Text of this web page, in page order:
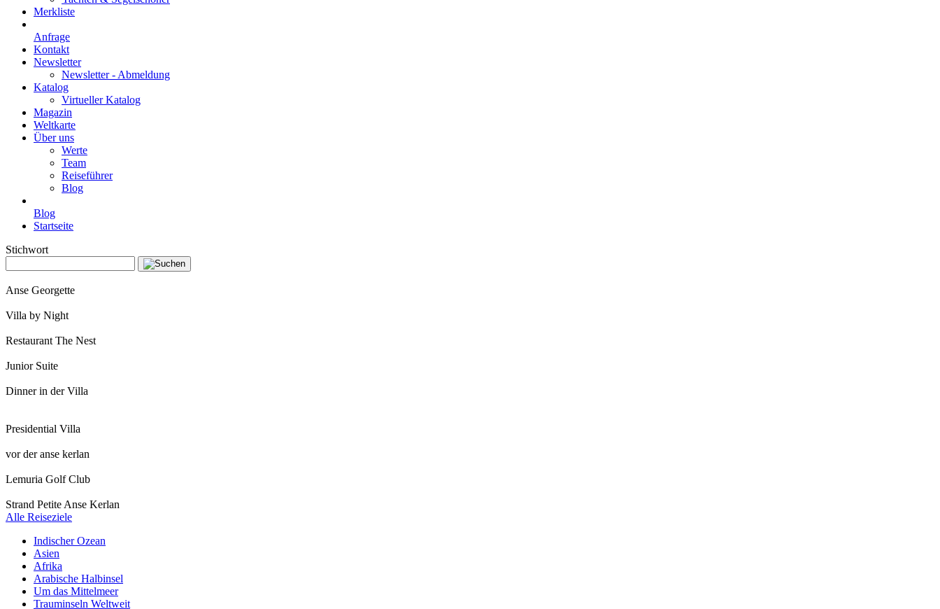
Merkliste
Anfrage
Kontakt
Newsletter
Newsletter - Abmeldung
Katalog
Virtueller Katalog
Magazin
Weltkarte
Über uns
Werte
Team
Reiseführer
Blog
Blog
Startseite
Stichwort
Anse Georgette
Villa by Night
Restaurant The Nest
Junior Suite
Dinner in der Villa
Presidential Villa
vor der anse kerlan
Lemuria Golf Club
Strand Petite Anse Kerlan
Alle Reiseziele
Indischer Ozean
Asien
Afrika
Arabische Halbinsel
Um das Mittelmeer
Trauminseln Weltweit